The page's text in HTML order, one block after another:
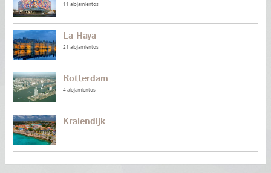
11 alojamientos
La Haya
21 alojamientos
Rotterdam
4 alojamientos
Kralendijk